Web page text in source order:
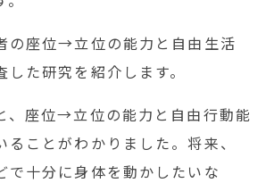
の座位→立位の能力と自由生活
た研究を紹介します。
、座位→立位の能力と自由行動能
ることがわかりました。将来、
で十分に身体を動かしたいな